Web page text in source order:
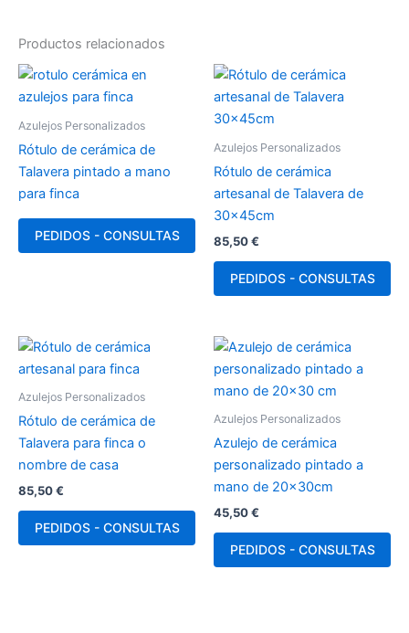
Productos relacionados
Azulejos Personalizados
Rótulo de cerámica de
Talavera pintado a mano
para finca
PEDIDOS - CONSULTAS
Azulejos Personalizados
Rótulo de cerámica
artesanal de Talavera de
30x45cm
85,50€
PEDIDOS - CONSULTAS
Azulejos Personalizados
Rótulo de cerámica de
Talavera para finca o
nombre de casa
85,50€
PEDIDOS - CONSULTAS
Azulejos Personalizados
Azulejo de cerámica
personalizado pintado a
mano de 20x30cm
45,50€
PEDIDOS - CONSULTAS